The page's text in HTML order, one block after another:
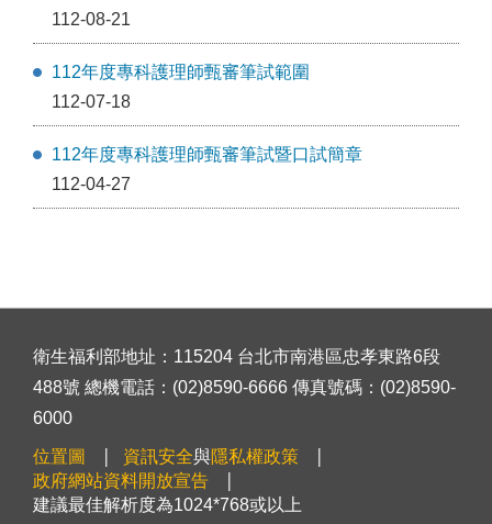
112-08-21
112年度專科護理師甄審筆試範圍
112-07-18
112年度專科護理師甄審筆試暨口試簡章
112-04-27
衛生福利部地址：115204 台北市南港區忠孝東路6段
488號 總機電話：(02)8590-6666 傳真號碼：(02)8590-
6000
位置圖 資訊安全與隱私權政策
政府網站資料開放宣告
建議最佳解析度為1024*768或以上